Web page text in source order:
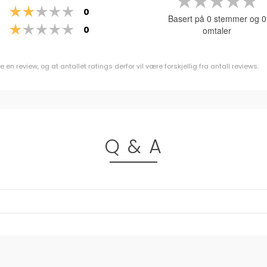
Karakter: 2 av 5 mulige
0
Karakter: 1 av 5 mulige
0
av
Basert på 0 stemmer og 0
omtaler
en review, og at antallet ratings derfor vil være forskjellig fra antall reviews.
Q & A